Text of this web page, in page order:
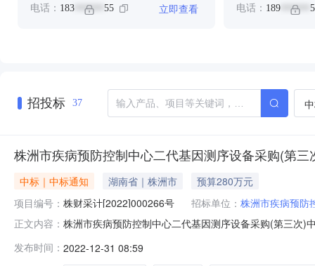
电话： 183 ****** 55 立即查看 电话： 189******
招投标 37
株洲市疾病预防控制中心二代基因测序设备采购(第三
中标｜中标通知 湖南省｜株洲市
预算280万元
项目编号： 株财采计[2022]000266号 招标单位： 株洲市疾病预防
正文内容： 株洲市疾病预防控制中心二代基因测序设备采购(第三次
防控制中心二代基因测序设备采购(第三次)政府采购计
发布时间： 2022-12-31 08:59